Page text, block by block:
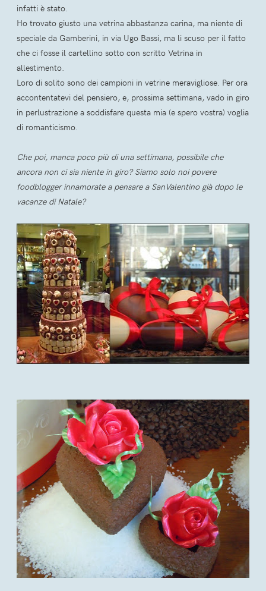
infatti è stato.
Ho trovato giusto una vetrina abbastanza carina, ma niente di
speciale da Gamberini, in via Ugo Bassi, ma li scuso per il fatto
che ci fosse il cartellino sotto con scritto Vetrina in
allestimento.
Loro di solito sono dei campioni in vetrine meravigliose. Per ora
accontentatevi del pensiero, e, prossima settimana, vado in giro
in perlustrazione a soddisfare questa mia (e spero vostra) voglia
di romanticismo.
Che poi, manca poco più di una settimana, possibile che
ancora non ci sia niente in giro? Siamo solo noi povere
foodblogger innamorate a pensare a SanValentino già dopo le
vacanze di Natale?